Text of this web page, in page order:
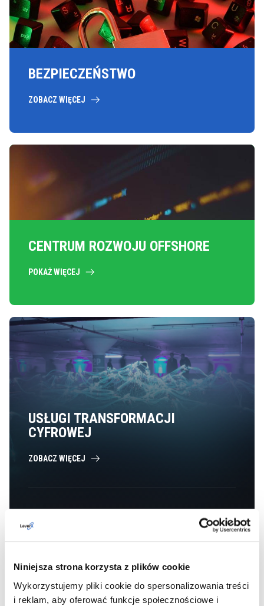
Niniejsza strona korzysta z plików cookie
Wykorzystujemy pliki cookie do spersonalizowania treści
i reklam, aby oferować funkcje społecznościowe i
BEZPIECZEŃSTWO
ZOBACZ WIĘCEJ
CENTRUM ROZWOJU OFFSHORE
POKAŻ WIĘCEJ
USŁUGI TRANSFORMACJI
CYFROWEJ
ZOBACZ WIĘCEJ